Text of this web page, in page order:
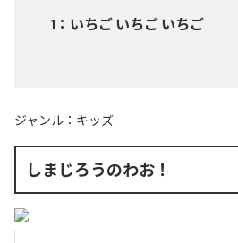
1 ： いちご いちご いちご
ジャンル： キッズ
しまじろうのわお！